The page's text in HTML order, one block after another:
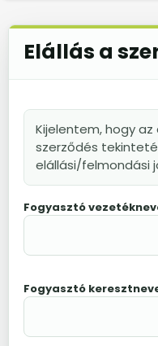
Elállás a
Kijelentem, hogy
szerződés
elállási/felmondási
Fogyasztó
Fogyasztó